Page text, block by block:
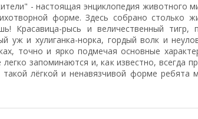
- настоящая энциклопедия животного
форме. Здесь собрано столько
рысь и величественный тигр,
уж и хулиганка-норка, гордый волк и
точно и ярко подмечая основные
запоминаются и, как известно, всегда
лёгкой и ненавязчивой форме ребята